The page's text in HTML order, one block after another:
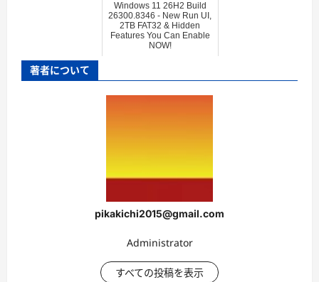
Windows 11 26H2 Build
26300.8346 - New Run UI,
2TB FAT32 & Hidden
Features You Can Enable
NOW!
著者について
pikakichi2015@gmail.com
Administrator
すべての投稿を表示